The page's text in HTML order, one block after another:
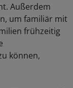
Außerdem
um familiär mit
frühzeitig
können,